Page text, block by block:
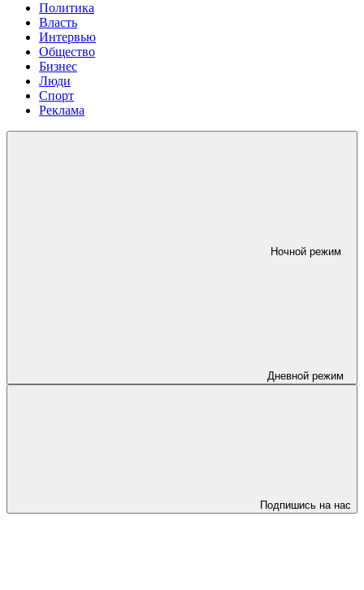
Политика
Власть
Интервью
Общество
Бизнес
Люди
Спорт
Реклама
Ночной режим
Дневной режим
Подпишись на нас